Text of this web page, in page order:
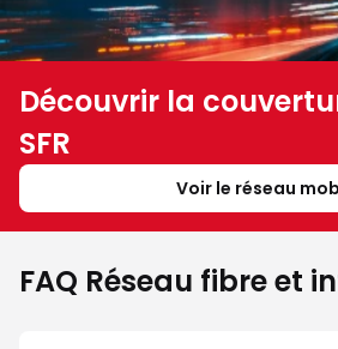
Découvrir la
SFR
Voir le réseau
FAQ Réseau fibre et